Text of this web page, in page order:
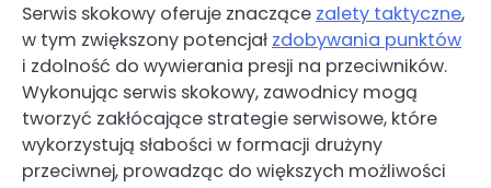
Serwis skokowy oferuje znaczące zalety taktyczne,
w tym zwiększony potencjał zdobywania punktów
i zdolność do wywierania presji na przeciwników.
Wykonując serwis skokowy, zawodnicy mogą
tworzyć zakłócające strategie serwisowe, które
wykorzystują słabości w formacji drużyny
przeciwnej, prowadząc do większych możliwości